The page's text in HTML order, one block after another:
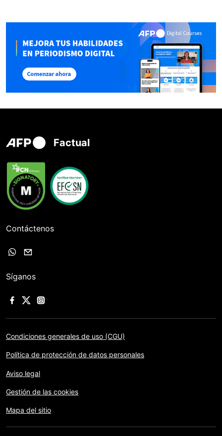
Factual
Contáctenos
Síganos
Condiciones generales de uso (CGU)
Política de protección de datos personales
Aviso legal
Gestión de las cookies
Mapa del sitio